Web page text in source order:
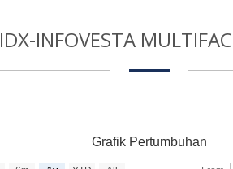
IDX-INFOVESTA
Grafik Pertumbuhan